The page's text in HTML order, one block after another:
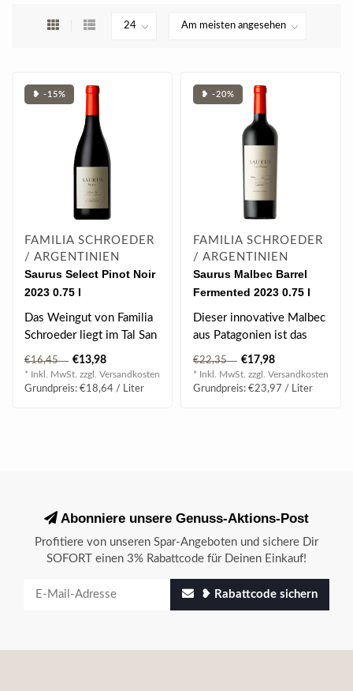
❥ -15%
FAMILIA SCHROEDER
/ ARGENTINIEN
Saurus Select Pinot Noir
2023 0.75 l
Das Weingut von Familia
Schroeder liegt im Tal San
Patricio del Chañar auf
39°..
€16,45 €13,98
* Inkl. MwSt. zzgl. Versandkosten
Grundpreis: €18,64 / Liter
❥ -20%
FAMILIA SCHROEDER
/ ARGENTINIEN
Saurus Malbec Barrel
Fermented 2023 0.75 l
Dieser innovative Malbec
aus Patagonien ist das
Ergebnis sorgfältig von
Hand ge..
€22,35 €17,98
* Inkl. MwSt. zzgl. Versandkosten
Grundpreis: €23,97 / Liter
Abonniere unsere Genuss-Aktions-Post
Profitiere von unseren Spar-Angeboten und sichere Dir
SOFORT einen 3% Rabattcode für Deinen Einkauf!
❥ Rabattcode sichern